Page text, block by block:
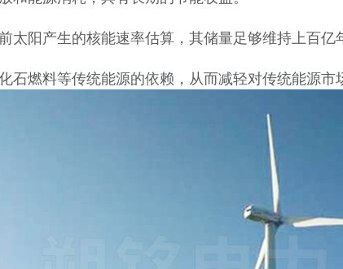
太阳产生的核能速率估算，其储量足够维持上百
燃料等传统能源的依赖，从而减轻对传统能源市